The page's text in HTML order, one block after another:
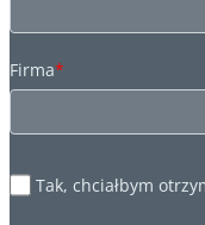
Firma*
Tak, chciałbym